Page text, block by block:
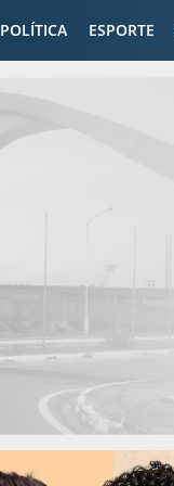
POLÍTICA ESPORTE